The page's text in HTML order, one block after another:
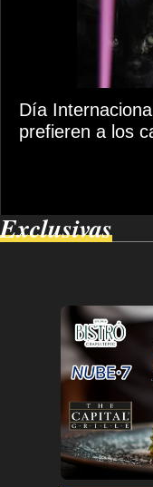
Día
prefieren a los
Exclusivas